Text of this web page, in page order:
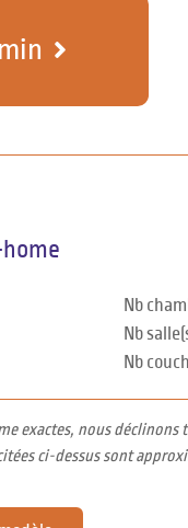
Nb
Nb
Nb
exactes, nous
ci-dessus sont